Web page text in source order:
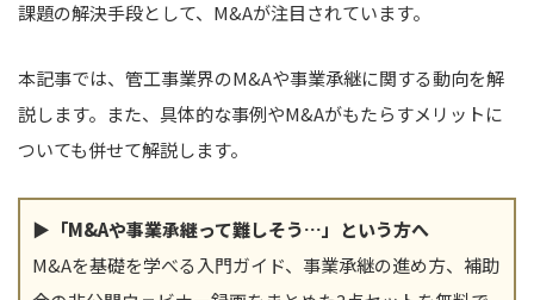
課題の解決手段として、M&Aが注目されています。
本記事では、管工事業界のM&Aや事業承継に関する動向を解
説します。また、具体的な事例やM&Aがもたらすメリットに
ついても併せて解説します。
▶「M&Aや事業承継って難しそう…」という方へ
M&Aを基礎を学べる入門ガイド、事業承継の進め方、補助